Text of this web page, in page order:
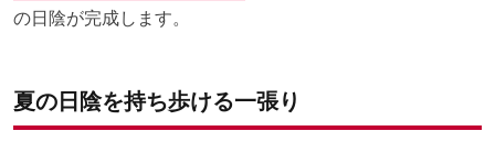
の日陰が完成します。
夏の日陰を持ち歩ける一張り